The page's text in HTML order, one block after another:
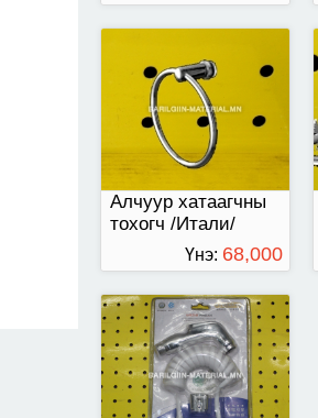
ТӨГРӨГ
Алчуур хатаагчны
тохогч /Итали/
Үнэ: 68,000
ТӨГРӨГ
шүршүүрийн ком